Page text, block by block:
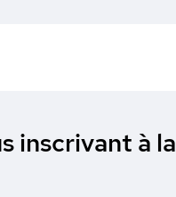
inscrivant à la